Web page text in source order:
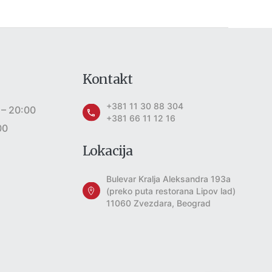
20:00
Kontakt
+381 11 30 88 304
+381 66 11 12 16
Lokacija
Bulevar Kralja Aleksandra 193a
(preko puta restorana Lipov lad)
11060 Zvezdara, Beograd